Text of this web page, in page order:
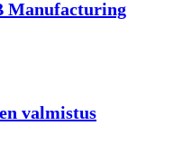
Manufacturing
valmistus